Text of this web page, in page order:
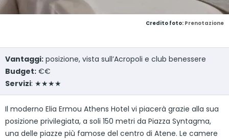
Credito foto: Prenotazione
Vantaggi: posizione, vista sull’Acropoli e club benessere
Budget: €€
Servizi: ★★★★
Il moderno Elia Ermou Athens Hotel vi piacerà grazie alla sua
posizione privilegiata, a soli 150 metri da Piazza Syntagma,
una delle piazze più famose del centro di Atene. Le camere